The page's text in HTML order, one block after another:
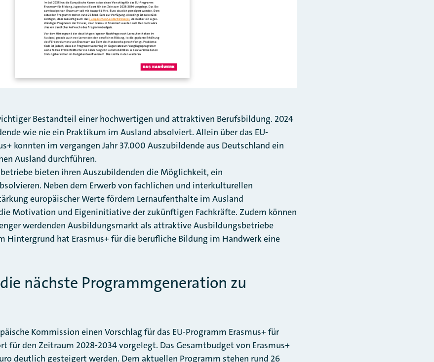
Bestandteil einer hochwertigen und attraktiven Berufsbildung. 2024
wie nie ein Praktikum im Ausland absolviert. Allein über das EU-
konnten im vergangen Jahr 37.000 Auszubildende aus Deutschland ein
Ausland durchführen.
bieten ihren Auszubildenden die Möglichkeit, ein
Neben dem Erwerb von fachlichen und interkulturellen
europäischer Werte fördern Lernaufenthalte im Ausland
Motivation und Eigeninitiative der zukünftigen Fachkräfte. Zudem können
werdenden Ausbildungsmarkt als attraktive Ausbildungsbetriebe
Hintergrund hat Erasmus+ für die berufliche Bildung im Handwerk eine
nächste Programmgeneration zu
Kommission einen Vorschlag für das EU-Programm Erasmus+ für
für den Zeitraum 2028-2034 vorgelegt. Das Gesamtbudget von Erasmus+
deutlich gesteigert werden. Dem aktuellen Programm stehen rund 26